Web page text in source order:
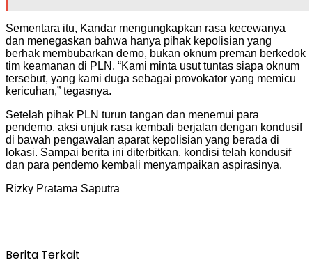
Sementara itu, Kandar mengungkapkan rasa kecewanya
dan menegaskan bahwa hanya pihak kepolisian yang
berhak membubarkan demo, bukan oknum preman berkedok
tim keamanan di PLN. “Kami minta usut tuntas siapa oknum
tersebut, yang kami duga sebagai provokator yang memicu
kericuhan,” tegasnya.
Setelah pihak PLN turun tangan dan menemui para
pendemo, aksi unjuk rasa kembali berjalan dengan kondusif
di bawah pengawalan aparat kepolisian yang berada di
lokasi. Sampai berita ini diterbitkan, kondisi telah kondusif
dan para pendemo kembali menyampaikan aspirasinya.
Rizky Pratama Saputra
Berita Terkait